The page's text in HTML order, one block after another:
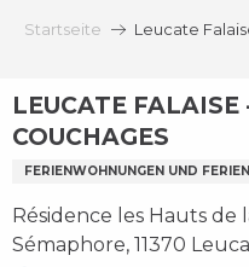
Startseite Leucate
LEUCATE
COUCHAGES
FERIENWOHNUNGEN UND
Résidence les Hauts de
Sémaphore, 11370